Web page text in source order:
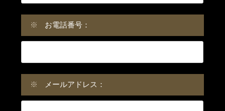
※ お電話番号：
※ メールアドレス：